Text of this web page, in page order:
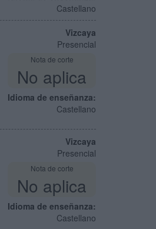
Castellano
Vizcaya
Presencial
Nota de corte
No aplica
Idioma de enseñanza:
Castellano
Vizcaya
Presencial
Nota de corte
No aplica
Idioma de enseñanza:
Castellano